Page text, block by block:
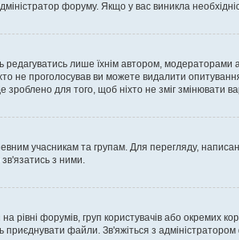
форуму. Якщо у вас виникла
редагуватись лише їхнім автором,
не проголосував ви можете видалити
для того, щоб ніхто не зміг змінювати
учасникам та групам. Для перегляду,
з ними.
рівні форумів, груп користувачів або окремих
приєднувати файли. Зв'яжіться з